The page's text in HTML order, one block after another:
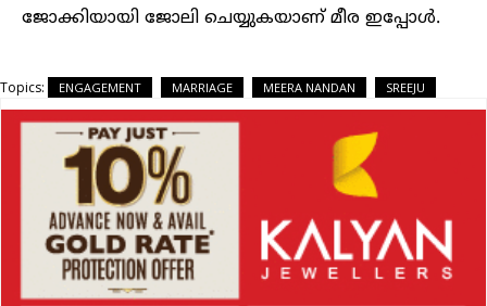
ജോക്കിയായി ജോലി ചെയ്യുകയാണ് മീര ഇപ്പോൾ.
Topics: ENGAGEMENT MARRIAGE MEERA NANDAN SREEJU